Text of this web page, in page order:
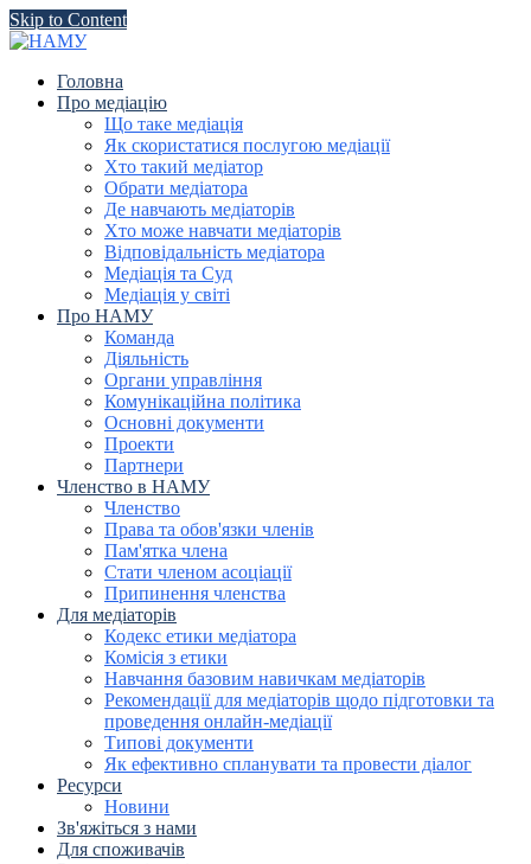
Skip to Content
Головна
Про медіацію
Що таке медіація
Як скористатися послугою медіації
Хто такий медіатор
Обрати медіатора
Де навчають медіаторів
Хто може навчати медіаторів
Відповідальність медіатора
Медіація та Суд
Медіація у світі
Про НАМУ
Команда
Діяльність
Органи управління
Комунікаційна політика
Основні документи
Проекти
Партнери
Членство в НАМУ
Членство
Права та обов'язки членів
Пам'ятка члена
Стати членом асоціації
Припинення членства
Для медіаторів
Кодекс етики медіатора
Комісія з етики
Навчання базовим навичкам медіаторів
Рекомендації для медіаторів щодо підготовки та
проведення онлайн-медіації
Типові документи
Як ефективно спланувати та провести діалог
Ресурси
Новини
Зв'яжіться з нами
Для споживачів